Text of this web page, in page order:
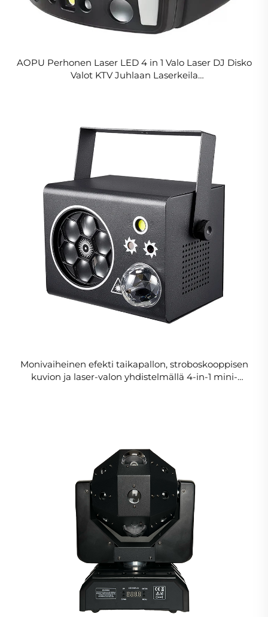
AOPU Perhonen Laser LED 4 in 1 Valo Laser DJ Disko
Valot KTV Juhlaan Laserkeila
Monivaiheinen efekti taikapallon, stroboskooppisen
kuvion ja laser-valon yhdistelmällä 4-in-1 mini-